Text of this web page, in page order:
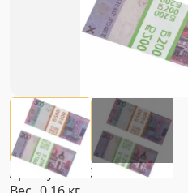
Артикул #AD0000172